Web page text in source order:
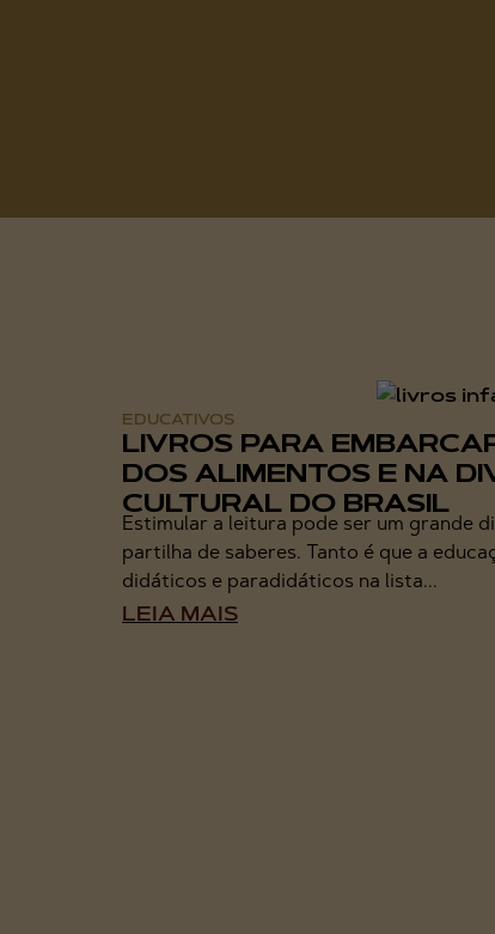
EDUCATIVOS
LIVROS PARA
DOS ALIMENTOS E NA
CULTURAL DO BRASIL
Estimular a leitura pode ser um grande
partilha de saberes. Tanto é que a
didáticos e paradidáticos na lista...
LEIA MAIS